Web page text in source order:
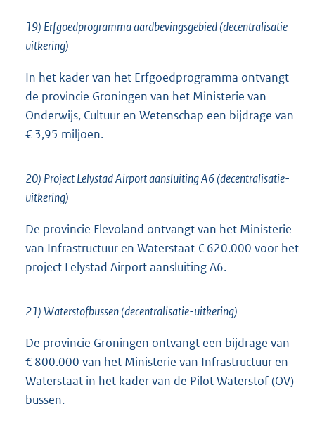
19) Erfgoedprogramma aardbevingsgebied (decentralisatie-
uitkering)
In het kader van het Erfgoedprogramma ontvangt
de provincie Groningen van het Ministerie van
Onderwijs, Cultuur en Wetenschap een bijdrage van
€ 3,95 miljoen.
20) Project Lelystad Airport aansluiting A6 (decentralisatie-
uitkering)
De provincie Flevoland ontvangt van het Ministerie
van Infrastructuur en Waterstaat € 620.000 voor het
project Lelystad Airport aansluiting A6.
21) Waterstofbussen (decentralisatie-uitkering)
De provincie Groningen ontvangt een bijdrage van
€ 800.000 van het Ministerie van Infrastructuur en
Waterstaat in het kader van de Pilot Waterstof (OV)
bussen.